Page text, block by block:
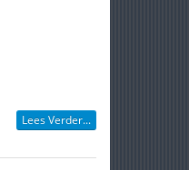
Lees Verder...